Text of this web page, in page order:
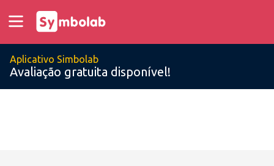
Aplicativo Simbolab
Avaliação gratuita disponível!